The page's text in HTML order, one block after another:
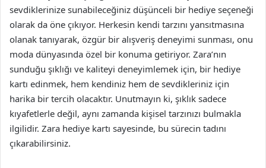
sevdiklerinize sunabileceğiniz düşünceli bir hediye seçeneği
olarak da öne çıkıyor. Herkesin kendi tarzını yansıtmasına
olanak tanıyarak, özgür bir alışveriş deneyimi sunması, onu
moda dünyasında özel bir konuma getiriyor. Zara’nın
sunduğu şıklığı ve kaliteyi deneyimlemek için, bir hediye
kartı edinmek, hem kendiniz hem de sevdikleriniz için
harika bir tercih olacaktır. Unutmayın ki, şıklık sadece
kıyafetlerle değil, aynı zamanda kişisel tarzınızı bulmakla
ilgilidir. Zara hediye kartı sayesinde, bu sürecin tadını
çıkarabilirsiniz.